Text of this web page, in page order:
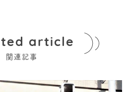
article
関連記事